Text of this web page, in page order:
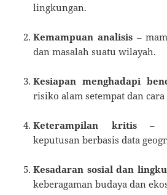
lingkungan.
Kemampuan analisis –
dan masalah suatu wilayah.
Kesiapan menghadapi
risiko alam setempat dan
Keterampilan kritis–
keputusan berbasis data
Kesadaran sosial dan
keberagaman budaya dan